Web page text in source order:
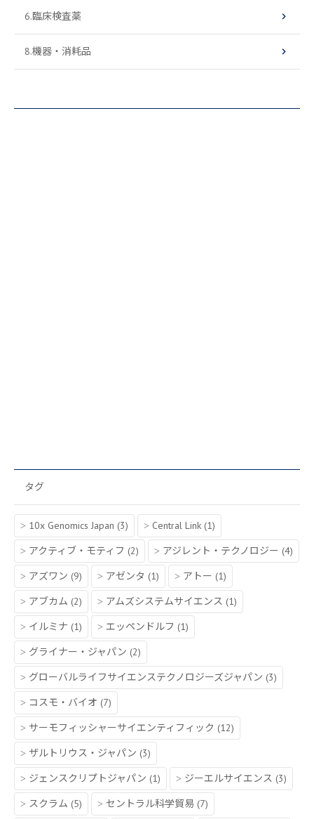
6.臨床検査薬
8.機器・消耗品
タグ
10x Genomics Japan (3) Central Link (1)
アクティブ・モティフ (2) アジレント・テクノロジー (4)
アズワン (9) アゼンタ (1) アトー (1)
アブカム (2) アムズシステムサイエンス (1)
イルミナ (1) エッペンドルフ (1)
グライナー・ジャパン (2)
グローバルライフサイエンステクノロジーズジャパン (3)
コスモ・バイオ (7)
サーモフィッシャーサイエンティフィック (12)
ザルトリウス・ジャパン (3)
ジェンスクリプトジャパン (1) ジーエルサイエンス (3)
スクラム (5) セントラル科学貿易 (7)